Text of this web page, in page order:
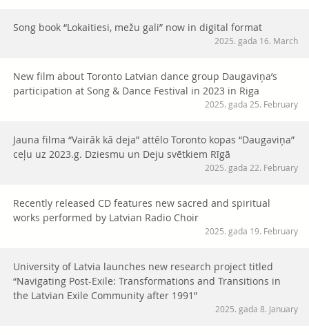
Song book “Lokaitiesi, mežu gali” now in digital format
2025. gada 16. March
New film about Toronto Latvian dance group Daugaviņa’s
participation at Song & Dance Festival in 2023 in Riga
2025. gada 25. February
Jauna filma “Vairāk kā deja” attēlo Toronto kopas “Daugaviņa”
ceļu uz 2023.g. Dziesmu un Deju svētkiem Rīgā
2025. gada 22. February
Recently released CD features new sacred and spiritual
works performed by Latvian Radio Choir
2025. gada 19. February
University of Latvia launches new research project titled
“Navigating Post-Exile: Transformations and Transitions in
the Latvian Exile Community after 1991”
2025. gada 8. January